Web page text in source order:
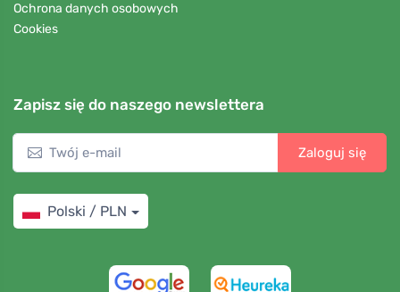
Ochrona danych osobowych
Cookies
Zapisz się do naszego newslettera
Zaloguj się
Polski / PLN